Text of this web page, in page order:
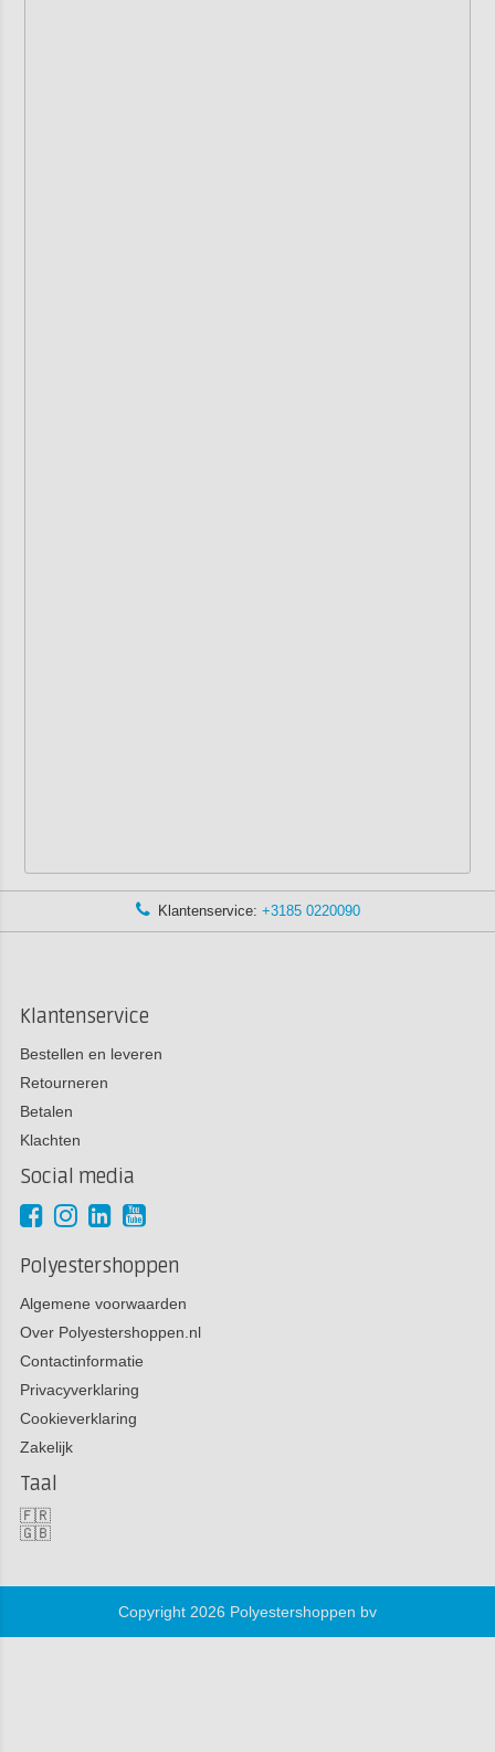
Klantenservice: +3185 0220090
Klantenservice
Bestellen en leveren
Retourneren
Betalen
Klachten
Social media
Polyestershoppen
Algemene voorwaarden
Over Polyestershoppen.nl
Contactinformatie
Privacyverklaring
Cookieverklaring
Zakelijk
Taal
🇫🇷
🇬🇧
Copyright 2026 Polyestershoppen bv